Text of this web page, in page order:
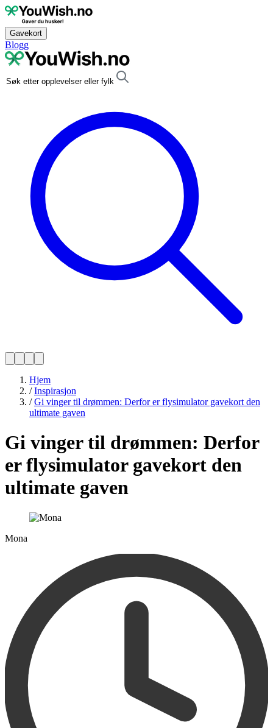
Gavekort
Blogg
Hjem
/Inspirasjon
/Gi vinger til drømmen: Derfor er flysimulator gavekort den
ultimate gaven
Gi vinger til drømmen: Derfor
er flysimulator gavekort den
ultimate gaven
Mona